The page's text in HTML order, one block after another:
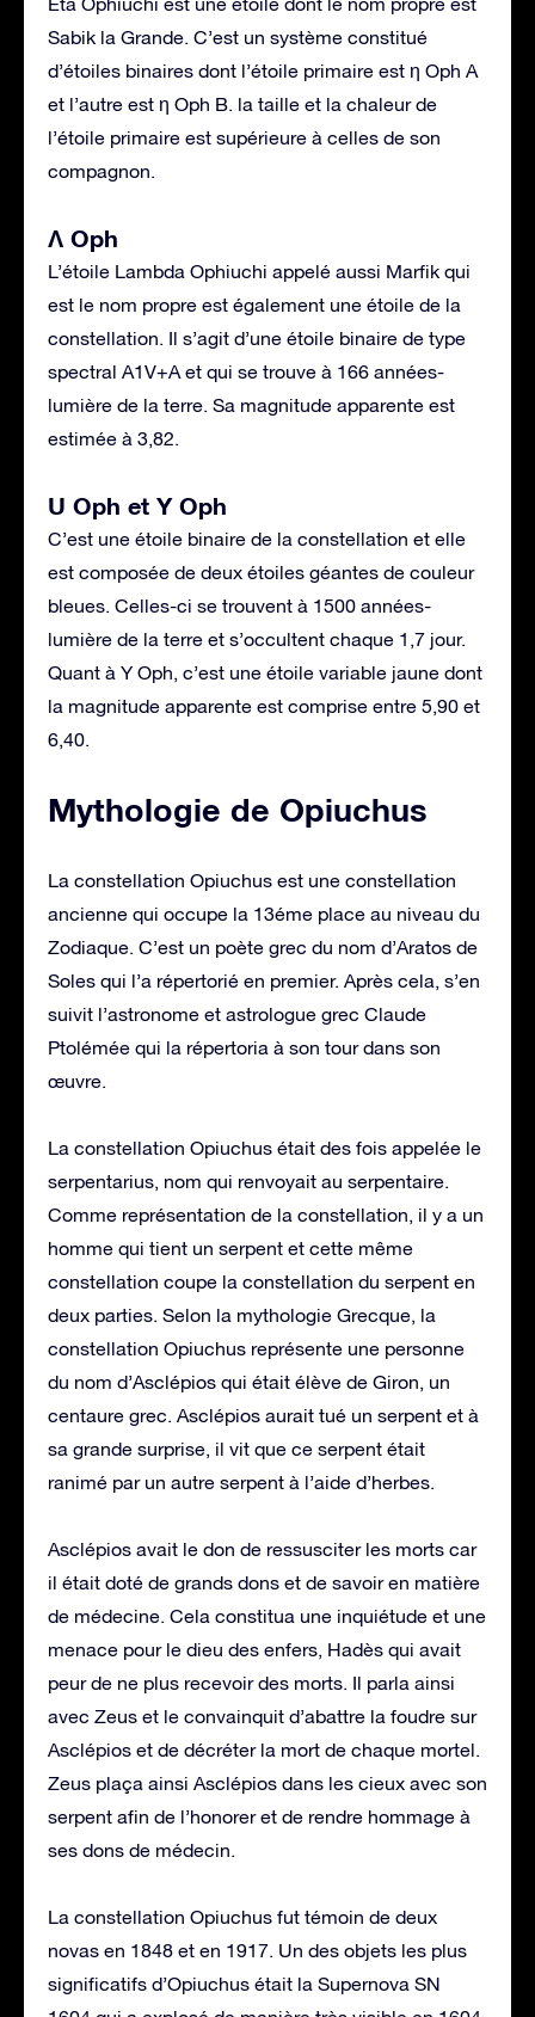
Sabik la Grande. C’est un système constitué
d’étoiles binaires dont l’étoile primaire est η Oph A
et l’autre est η Oph B. la taille et la chaleur de
l’étoile primaire est supérieure à celles de son
compagnon.
Λ Oph
L’étoile Lambda Ophiuchi appelé aussi Marfik qui
est le nom propre est également une étoile de la
constellation. Il s’agit d’une étoile binaire de type
spectral A1V+A et qui se trouve à 166 années-
lumière de la terre. Sa magnitude apparente est
estimée à 3,82.
U Oph et Y Oph
C’est une étoile binaire de la constellation et elle
est composée de deux étoiles géantes de couleur
bleues. Celles-ci se trouvent à 1500 années-
lumière de la terre et s’occultent chaque 1,7 jour.
Quant à Y Oph, c’est une étoile variable jaune dont
la magnitude apparente est comprise entre 5,90 et
6,40.
Mythologie de Opiuchus
La constellation Opiuchus est une constellation
ancienne qui occupe la 13éme place au niveau du
Zodiaque. C’est un poète grec du nom d’Aratos de
Soles qui l’a répertorié en premier. Après cela, s’en
suivit l’astronome et astrologue grec Claude
Ptolémée qui la répertoria à son tour dans son
œuvre.
La constellation Opiuchus était des fois appelée le
serpentarius, nom qui renvoyait au serpentaire.
Comme représentation de la constellation, il y a un
homme qui tient un serpent et cette même
constellation coupe la constellation du serpent en
deux parties. Selon la mythologie Grecque, la
constellation Opiuchus représente une personne
du nom d’Asclépios qui était élève de Giron, un
centaure grec. Asclépios aurait tué un serpent et à
sa grande surprise, il vit que ce serpent était
ranimé par un autre serpent à l’aide d’herbes.
Asclépios avait le don de ressusciter les morts car
il était doté de grands dons et de savoir en matière
de médecine. Cela constitua une inquiétude et une
menace pour le dieu des enfers, Hadès qui avait
peur de ne plus recevoir des morts. Il parla ainsi
avec Zeus et le convainquit d’abattre la foudre sur
Asclépios et de décréter la mort de chaque mortel.
Zeus plaça ainsi Asclépios dans les cieux avec son
serpent afin de l’honorer et de rendre hommage à
ses dons de médecin.
La constellation Opiuchus fut témoin de deux
novas en 1848 et en 1917. Un des objets les plus
significatifs d’Opiuchus était la Supernova SN